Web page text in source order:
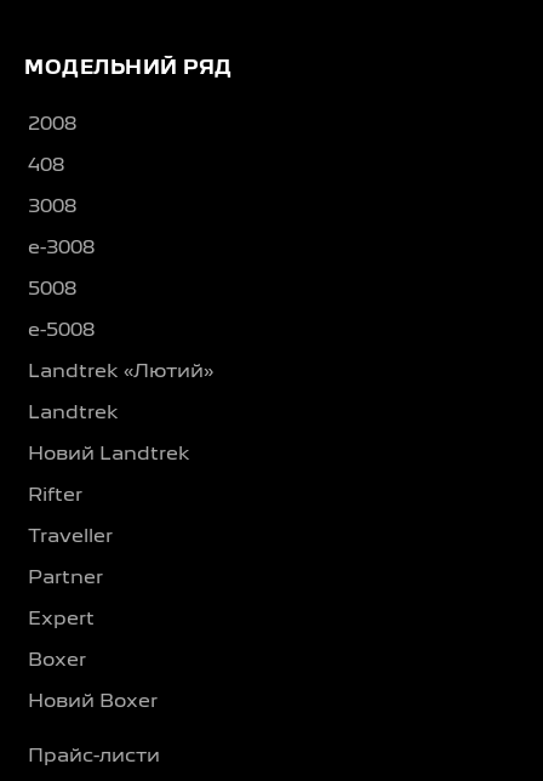
МОДЕЛЬНИЙ РЯД
2008
408
3008
e-3008
5008
e-5008
Landtrek «Лютий»
Landtrek
Новий Landtrek
Rifter
Traveller
Partner
Expert
Boxer
Новий Boxer
Прайс-листи